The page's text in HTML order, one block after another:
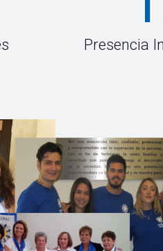
Presencia